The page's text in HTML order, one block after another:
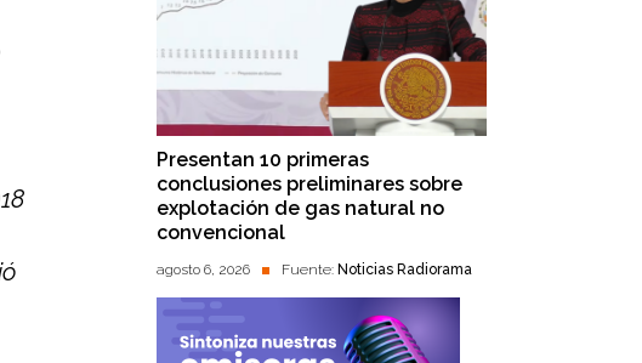
Presentan 10 primeras
conclusiones preliminares sobre
explotación de gas natural no
convencional
agosto 6, 2026 Fuente: Noticias Radiorama